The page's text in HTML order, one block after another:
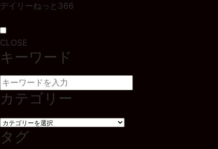
デイリーねっと366
CLOSE
キーワード
カテゴリー
タグ